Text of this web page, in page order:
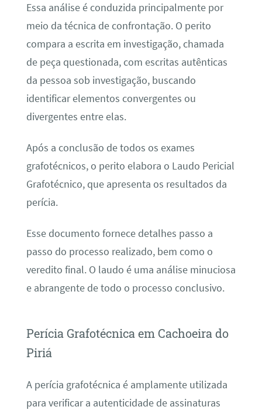
Essa análise é conduzida principalmente por
meio da técnica de confrontação. O perito
compara a escrita em investigação, chamada
de peça questionada, com escritas autênticas
da pessoa sob investigação, buscando
identificar elementos convergentes ou
divergentes entre elas.
Após a conclusão de todos os exames
grafotécnicos, o perito elabora o Laudo Pericial
Grafotécnico, que apresenta os resultados da
perícia.
Esse documento fornece detalhes passo a
passo do processo realizado, bem como o
veredito final. O laudo é uma análise minuciosa
e abrangente de todo o processo conclusivo.
Perícia Grafotécnica em Cachoeira do
Piriá
A perícia grafotécnica é amplamente utilizada
para verificar a autenticidade de assinaturas